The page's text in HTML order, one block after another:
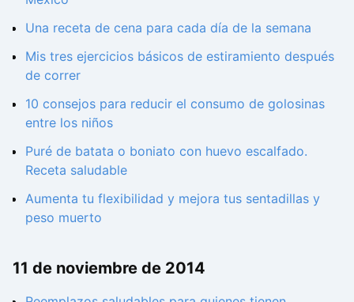
Una receta de cena para cada día de la semana
Mis tres ejercicios básicos de estiramiento después
de correr
10 consejos para reducir el consumo de golosinas
entre los niños
Puré de batata o boniato con huevo escalfado.
Receta saludable
Aumenta tu flexibilidad y mejora tus sentadillas y
peso muerto
11 de noviembre de 2014